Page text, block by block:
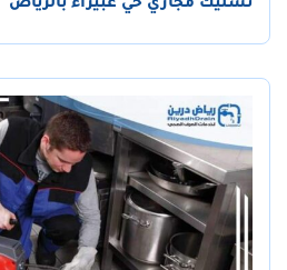
تسليك مجاري حي غبيراء بالرياض